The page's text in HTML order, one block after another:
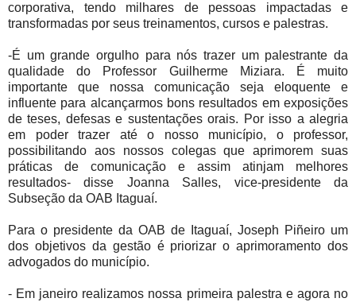
corporativa, tendo milhares de pessoas impactadas e
transformadas por seus treinamentos, cursos e palestras.
-É um grande orgulho para nós trazer um palestrante da
qualidade do Professor Guilherme Miziara. É muito
importante que nossa comunicação seja eloquente e
influente para alcançarmos bons resultados em exposições
de teses, defesas e sustentações orais. Por isso a alegria
em poder trazer até o nosso município, o professor,
possibilitando aos nossos colegas que aprimorem suas
práticas de comunicação e assim atinjam melhores
resultados- disse Joanna Salles, vice-presidente da
Subseção da OAB Itaguaí.
Para o presidente da OAB de Itaguaí, Joseph Piñeiro um
dos objetivos da gestão é priorizar o aprimoramento dos
advogados do município.
- Em janeiro realizamos nossa primeira palestra e agora no